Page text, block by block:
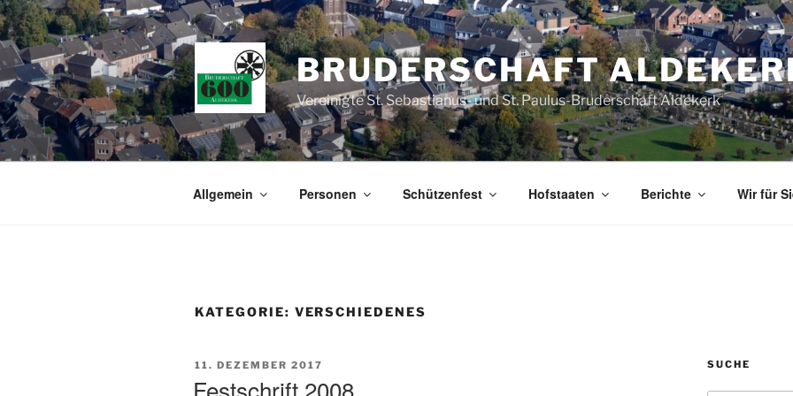
Zum
Inhalt
springen
BRUDERSCHAFT
Vereinigte St. Sebastianus- und St. Paulus-Bruderschaft Aldekerk
Allgemein Personen Schützenfest Hofstaaten Berichte Wir für
KATEGORIE: VERSCHIEDENES
VERÖFFENTLICHT
11. DEZEMBER 2017 SUCHE